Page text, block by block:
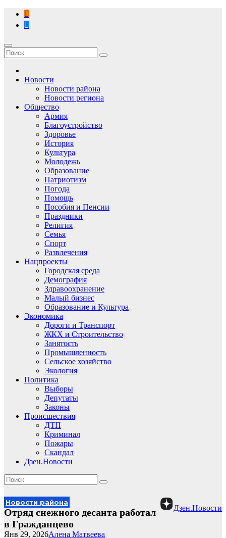
Перейти
содержимому
Новости
Новости района
Новости региона
Общество
Армия
Благоустройство
Здоровье
История
Культура
Молодежь
Образование
Патриотизм
Погода
Помощь
Пособия и Пенсии
Праздники
Религия
Семья
Спорт
Развлечения
Нацпроекты
Городская среда
Демография
Здравоохранение
Малый бизнес
Образование и Культура
Экономика
Дороги и Транспорт
ЖКХ и Строительство
Занятость
Промышленность
Сельское хозяйство
Экология
Политика
Выборы
Депутаты
Законы
Происшествия
ДТП
Криминал
Пожары
Скандал
Дзен.Новости
Дзен.Новости
Новости района
Отряд снежного десанта работал
в Гражданцево
Алена Матвеева
Янв 29, 2026